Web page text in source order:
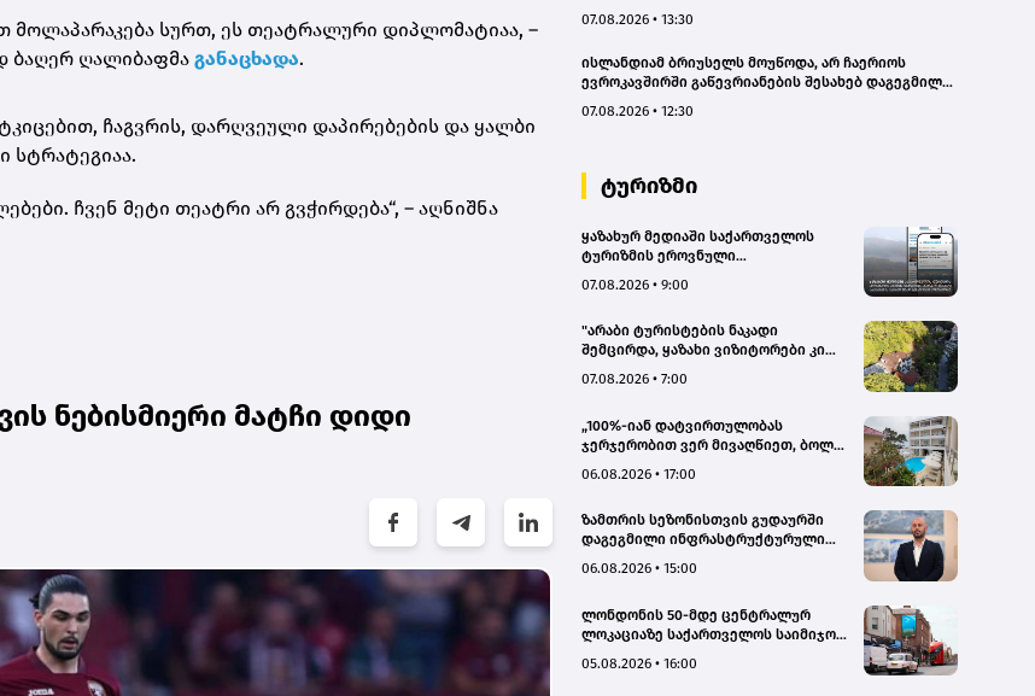
მოლაპარაკება სურთ, ეს თეატრალური დიპლომატიაა, –
ბაღერ ღალიბაფმა განაცხადა.
ჩაგვრის, დარღვეული დაპირებების და ყალბი
სტრატეგიაა.
ჩვენ მეტი თეატრი არ გვჭირდება“, – აღნიშნა
ნებისმიერი მატჩი დიდი
07.08.2026 • 13:30
ისლანდიამ ბრიუსელს მოუწოდა, არ ჩაერიოს
ევროკავშირში გაწევრიანების შესახებ დაგეგმილ
07.08.2026 • 12:30
ტურიზმი
ყაზახურ მედიაში საქართველოს
ტურიზმის ეროვნული
კამპანიის ფარგლებში სტატიები
07.08.2026 • 9:00
"არაბი ტურისტების ნაკადი
შემცირდა, ყაზახი ვიზიტორები კი
Hotel
07.08.2026 • 7:00
„100%-იან დატვირთულობას
ჯერჯერობით ვერ მივაღწიეთ, ბოლო
გაუქმდა“ - Kobuleti Beach Club
06.08.2026 • 17:00
ზამთრის სეზონისთვის გუდაურში
დაგეგმილი ინფრასტრუქტურული
გუდაურის ტურისტული
დარსალია
06.08.2026 • 15:00
ლონდონის 50-მდე ცენტრალურ
ლოკაციაზე საქართველოს საიმიჯო
05.08.2026 • 16:00